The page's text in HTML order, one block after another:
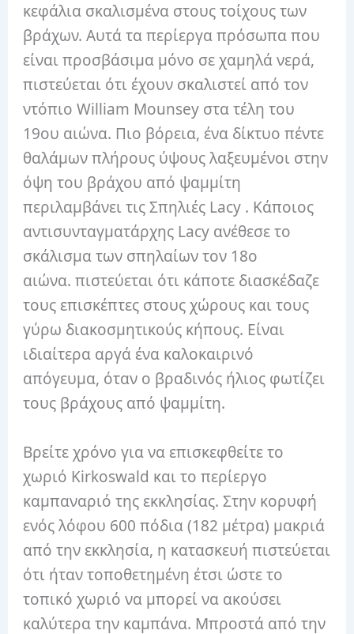
κεφάλια σκαλισμένα στους τοίχους των
βράχων. Αυτά τα περίεργα πρόσωπα που
είναι προσβάσιμα μόνο σε χαμηλά νερά,
πιστεύεται ότι έχουν σκαλιστεί από τον
ντόπιο William Mounsey στα τέλη του
19ου αιώνα. Πιο βόρεια, ένα δίκτυο πέντε
θαλάμων πλήρους ύψους λαξευμένοι στην
όψη του βράχου από ψαμμίτη
περιλαμβάνει τις Σπηλιές Lacy . Κάποιος
αντισυνταγματάρχης Lacy ανέθεσε το
σκάλισμα των σπηλαίων τον 18ο
αιώνα. πιστεύεται ότι κάποτε διασκέδαζε
τους επισκέπτες στους χώρους και τους
γύρω διακοσμητικούς κήπους. Είναι
ιδιαίτερα αργά ένα καλοκαιρινό
απόγευμα, όταν ο βραδινός ήλιος φωτίζει
τους βράχους από ψαμμίτη.
Βρείτε χρόνο για να επισκεφθείτε το
χωριό Kirkoswald και το περίεργο
καμπαναριό της εκκλησίας. Στην κορυφή
ενός λόφου 600 πόδια (182 μέτρα) μακριά
από την εκκλησία, η κατασκευή πιστεύεται
ότι ήταν τοποθετημένη έτσι ώστε το
τοπικό χωριό να μπορεί να ακούσει
καλύτερα την καμπάνα. Μπροστά από την